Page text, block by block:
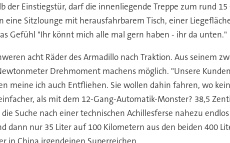
der Einstiegstür, darf die innenliegende Treppe zum rund
Sitzlounge mit herausfahrbarem Tisch, einer
Gefühl "Ihr könnt mich alle mal gern haben - ihr da unten."
acht Räder des Armadillo nach Traktion. Aus seinem
Drehmoment machens möglich. "Unsere
meine ich auch Entfliehen. Sie wollen dahin fahren, wo
als mit dem 12-Gang-Automatik-Monster? 38,5
Suche nach einer technischen Achillesferse nahezu
dann nur 35 Liter auf 100 Kilometern aus den beiden 400